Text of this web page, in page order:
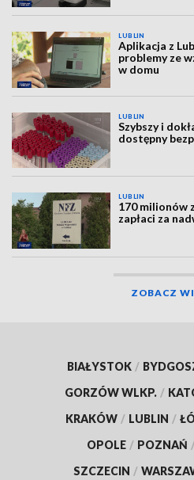
LUBLIN
Aplikacja z
problemy ze
w domu
LUBLIN
Szybszy i
dostępny
LUBLIN
170 milionów
zapłaci za
ZOBACZ
BIAŁYSTOK /
GORZÓW WLKP. /
KRAKÓW / LUBLIN /
OPOLE / POZNAŃ
SZCZECIN /